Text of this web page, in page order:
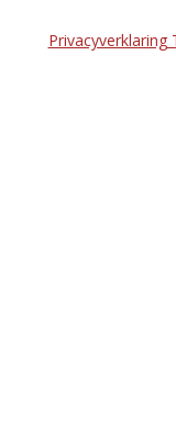
Privacyverklaring